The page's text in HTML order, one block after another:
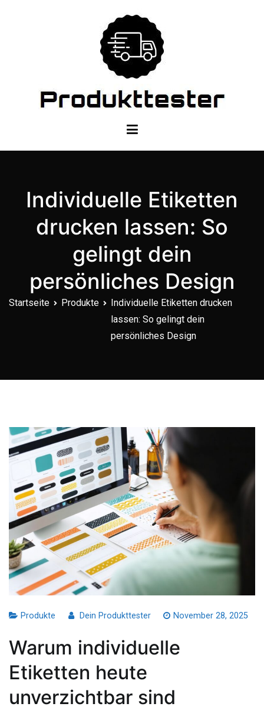
Individuelle Etiketten
drucken lassen: So
gelingt dein
persönliches Design
Startseite Produkte
Individuelle Etiketten drucken
lassen: So gelingt dein
persönliches Design
Produkte Dein Produkttester November 28, 2025
Warum individuelle
Etiketten heute
unverzichtbar sind